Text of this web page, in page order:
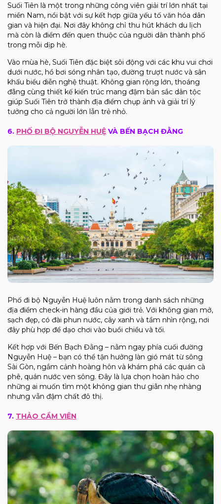
Suối Tiên là một trong những công viên giải trí lớn nhất tại
miền Nam, nổi bật với sự kết hợp giữa yếu tố văn hóa dân
gian và hiện đại. Nơi đây không chỉ thu hút khách du lịch
mà còn là điểm đến quen thuộc của người dân thành phố
trong mỗi dịp hè.
Vào mùa hè, Suối Tiên đặc biệt sôi động với các khu vui chơi
dưới nước, hồ bơi sóng nhân tạo, đường trượt nước và sân
khấu biểu diễn nghệ thuật. Không gian rộng lớn, thoáng
đãng cùng thiết kế kiến trúc mang đậm bản sắc dân tộc
giúp Suối Tiên trở thành địa điểm chụp ảnh và giải trí lý
tưởng cho cả người lớn lẫn trẻ nhỏ.
6. PHỐ ĐI BỘ NGUYỄN HUỆ VÀ BẾN BẠCH ĐẰNG
Phố đi bộ Nguyễn Huệ luôn nằm trong danh sách những
địa điểm check-in hàng đầu của giới trẻ. Với không gian mở,
sạch đẹp, có đài phun nước, cây xanh và tầm nhìn rộng, nơi
đây phù hợp để dạo chơi vào buổi chiều và tối.
Kết hợp với Bến Bạch Đằng – nằm ngay phía cuối đường
Nguyễn Huệ – bạn có thể tận hưởng làn gió mát từ sông
Sài Gòn, ngắm cảnh hoàng hôn và khám phá các quán cà
phê, quán nước ven sông. Đây là lựa chọn hoàn hảo cho
những ai muốn tìm một không gian thư giãn nhẹ nhàng
nhưng vẫn đậm chất đô thị.
7. THẢO CẦM VIÊN